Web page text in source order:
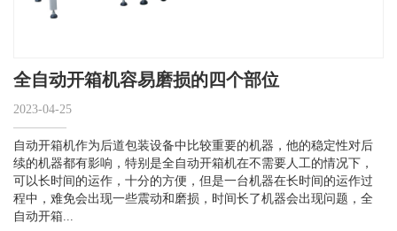
全自动开箱机容易磨损的四个部位
2023-04-25
自动开箱机作为后道包装设备中比较重要的机器，他的稳定性对后
续的机器都有影响，特别是全自动开箱机在不需要人工的情况下，
可以长时间的运作，十分的方便，但是一台机器在长时间的运作过
程中，难免会出现一些震动和磨损，时间长了机器会出现问题，全
自动开箱...